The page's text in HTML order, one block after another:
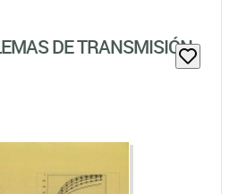
DE TRANSMISIÓN